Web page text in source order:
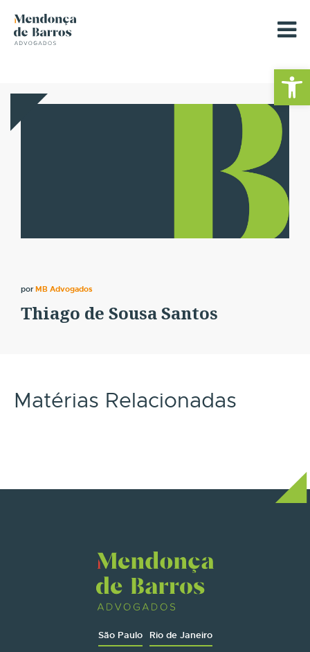
Barra de
porMB Advogados
Thiago de Sousa Santos
Matérias Relacionadas
São Paulo Rio de Janeiro